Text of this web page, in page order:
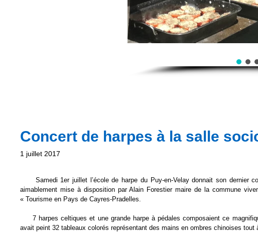
Concert de harpes à la salle
1 juillet 2017
Samedi 1er juillet l’école de harpe du Puy-en-Velay donnait son
aimablement mise à disposition par Alain Forestier maire de la commune
« Tourisme en Pays de Cayres-Pradelles.
7 harpes celtiques et une grande harpe à pédales composaient ce
avait peint 32 tableaux colorés représentant des mains en ombres chinoises